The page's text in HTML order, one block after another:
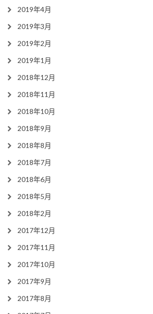
2019年4月
2019年3月
2019年2月
2019年1月
2018年12月
2018年11月
2018年10月
2018年9月
2018年8月
2018年7月
2018年6月
2018年5月
2018年2月
2017年12月
2017年11月
2017年10月
2017年9月
2017年8月